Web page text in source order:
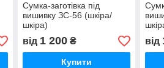
Сумка-заготівка під
вишивку ЗС-56 (шкіра/
шкіра)
від 1 200₴
Купити
від